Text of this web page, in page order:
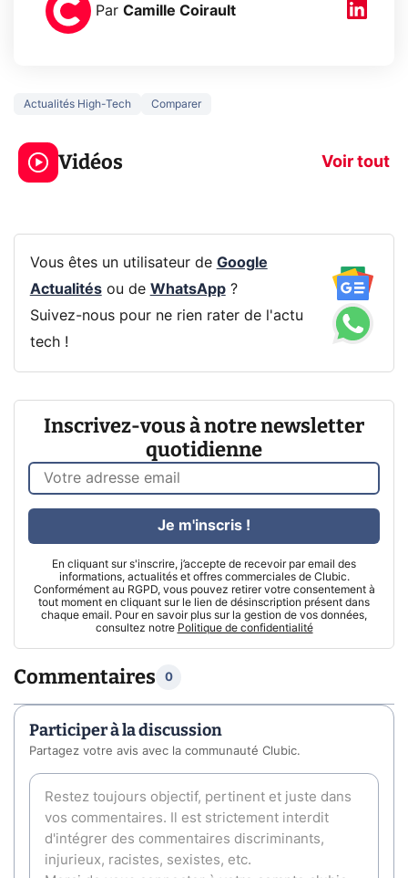
Par Camille Coirault
Actualités High-Tech Comparer
Vidéos Voir tout
5 générations de
jeux dans la
prochaine Xbox !
navigation
Vous êtes un utilisateur de Google
Actualitésou de WhatsApp?
Suivez-nous pour ne rien rater de l'actu
tech !
Inscrivez-vous à notre newsletter
quotidienne
En cliquant sur s'inscrire, j’accepte de recevoir par email des
informations, actualités et offres commerciales de Clubic.
Conformément au RGPD, vous pouvez retirer votre consentement à
tout moment en cliquant sur le lien de désinscription présent dans
chaque email. Pour en savoir plus sur la gestion de vos données,
consultez notre Politique de confidentialité
Je m'inscris !
Commentaires 0
Participer à la discussion
Partagez votre avis avec la communauté Clubic.